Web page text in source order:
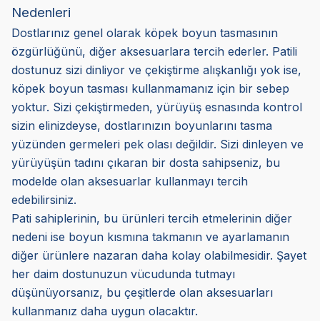
Nedenleri
Dostlarınız genel olarak köpek boyun tasmasının
özgürlüğünü, diğer aksesuarlara tercih ederler. Patili
dostunuz sizi dinliyor ve çekiştirme alışkanlığı yok ise,
köpek boyun tasması kullanmamanız için bir sebep
yoktur. Sizi çekiştirmeden, yürüyüş esnasında kontrol
sizin elinizdeyse, dostlarınızın boyunlarını tasma
yüzünden germeleri pek olası değildir. Sizi dinleyen ve
yürüyüşün tadını çıkaran bir dosta sahipseniz, bu
modelde olan aksesuarlar kullanmayı tercih
edebilirsiniz.
Pati sahiplerinin, bu ürünleri tercih etmelerinin diğer
nedeni ise boyun kısmına takmanın ve ayarlamanın
diğer ürünlere nazaran daha kolay olabilmesidir. Şayet
her daim dostunuzun vücudunda tutmayı
düşünüyorsanız, bu çeşitlerde olan aksesuarları
kullanmanız daha uygun olacaktır.